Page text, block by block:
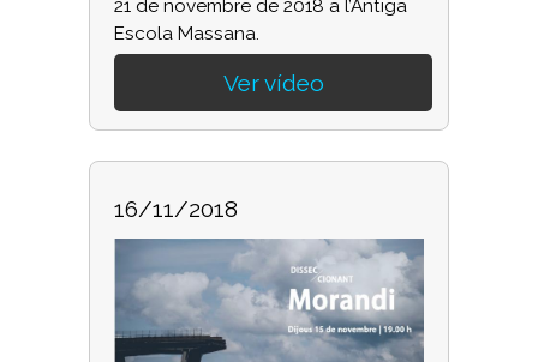
21 de novembre de 2018 a l’Antiga
Escola Massana.
Ver vídeo
16/11/2018